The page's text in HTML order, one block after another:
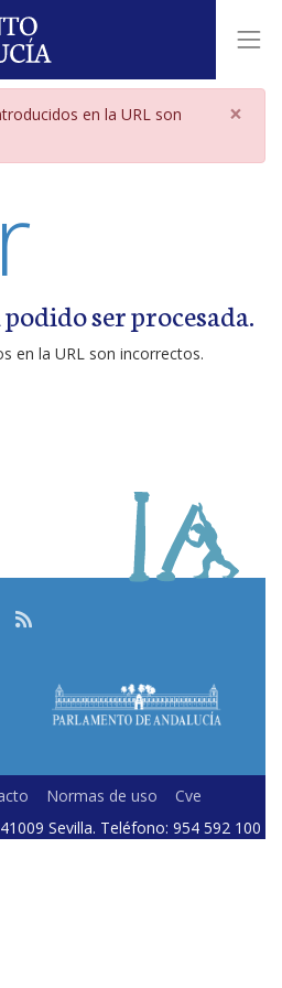
por parámetros
en la URL son
×
ser procesada.
en la URL son incorrectos.
RSS
Normas de uso
Cve
Sevilla. Teléfono: 954 592 100